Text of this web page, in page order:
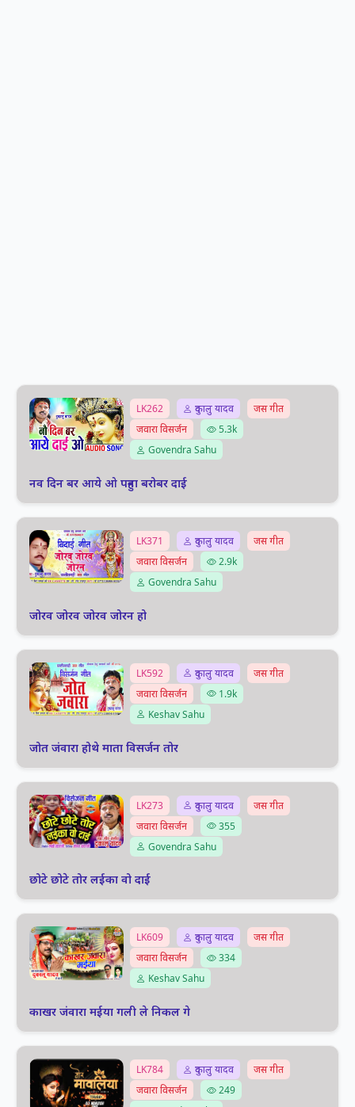
LK262 दुकालु यादव
जस गीत
जवारा विसर्जन
5.3k
Govendra Sahu
नव दिन बर आये ओ पहुना बरोबर दाई
LK371 दुकालु यादव
जस गीत
जवारा विसर्जन
2.9k
Govendra Sahu
जोरव जोरव जोरव जोरन हो
LK592 दुकालु यादव
जस गीत
जवारा विसर्जन
1.9k
Keshav Sahu
जोत जंवारा होथे माता विसर्जन तोर
LK273 दुकालु यादव
जस गीत
जवारा विसर्जन
355
Govendra Sahu
छोटे छोटे तोर लईका वो दाई
LK609 दुकालु यादव
जस गीत
जवारा विसर्जन
334
Keshav Sahu
काखर जंवारा मईया गली ले निकल गे
LK784 दुकालु यादव
जस गीत
जवारा विसर्जन
249